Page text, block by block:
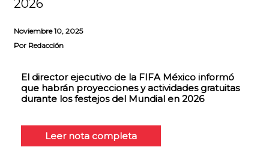
2026
Noviembre 10, 2025
Por Redacción
El director ejecutivo de la FIFA México informó
que habrán proyecciones y actividades gratuitas
durante los festejos del Mundial en 2026
Leer nota completa